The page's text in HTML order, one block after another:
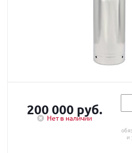
200 000 руб.
Нет в наличии
и